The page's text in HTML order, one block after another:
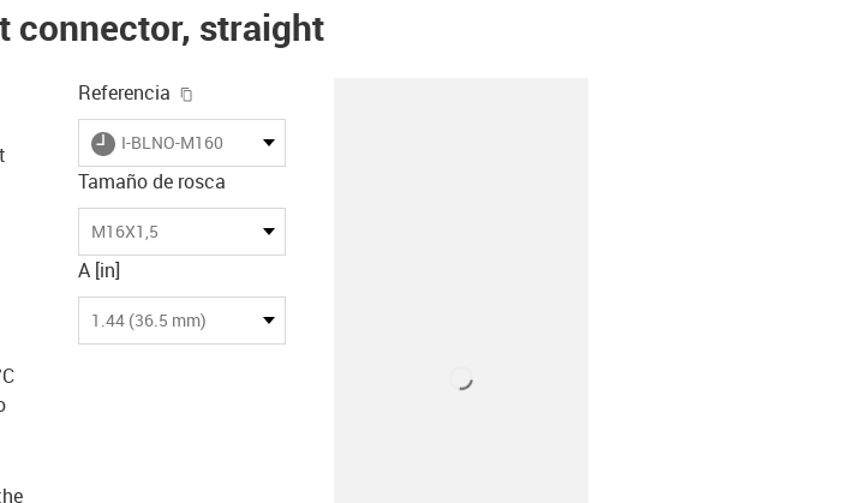
connector, straight
Referencia
igus-icon-lieferzeit
I-BLNO-M160
Tamaño de rosca
M16X1,5
A [in]
1.44 (36.5 mm)